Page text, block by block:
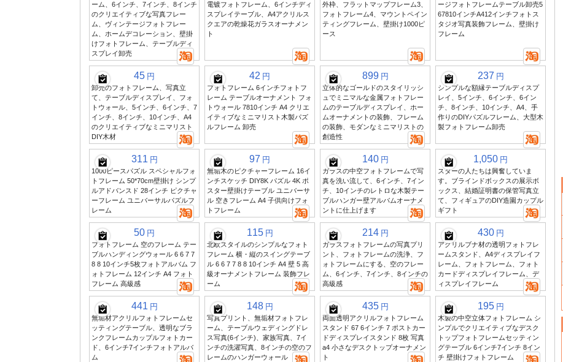
ーム、6インチ、7インチ、8インチ
のクリエイティブな写真フレー
ム、ヴィンテージフォトフレー
ム、ホームデコレーション、壁掛
けフォトフレーム、テーブルディ
スプレイ卸売
電镀フォトフレーム、6インチディ
スプレイテーブル、A4アクリルス
クエアの乾燥花ガラスオーナメン
ト
外枠、フラットマップフレーム3、
フォトフレーム4、マウントペイン
ティングフレーム、壁掛け1000ピ
ース
ージフォトフレームテーブル卸売5
67810インチA412インチフォトス
タジオ写真装飾フレーム、壁掛け
フレーム
45 円
卸売のフォトフレーム、写真立
て、テーブルディスプレイ、フォ
トウォール、5インチ、6インチ、7
インチ、8インチ、10インチ、A4
のクリエイティブなミニマリスト
DIY木材
42 円
フォトフレーム 6インチフォトフ
レーム テーブルオーナメント フォ
トウォール 7810インチ A4 クリエ
イティブなミニマリスト木製パズ
ルフレーム 卸売
899 円
立体的なゴールドのスタイリッシ
ュでミニマルな金属フォトフレー
ムのテーブルディスプレイ、ホー
ムオーナメントの装飾、フレーム
の装飾、モダンなミニマリストの
創造性
237 円
シンプルな額縁テーブルディスプ
レイ、5インチ、6インチ、6イン
チ、8インチ、10インチ、A4、手
作りのDIYパズルフレーム、大型木
製フォトフレーム卸売
311 円
1000ピースパズル スペシャルフォ
トフレーム 50*70cm壁掛け シンプ
ルアドバンスド 28インチ ピクチャ
ーフレーム ユニバーサルパズルフ
レーム
97 円
無垢木のピクチャーフレーム 16イ
ンチスケッチ DIY8K パズル 4K ポ
スター壁掛けテーブル ユニバーサ
ル 空きフレーム A4 子供向けフォ
トフレーム
140 円
ガラスの中空フォトフレームで写
真を洗い流して、6インチ、7イン
チ、10インチのレトロな木製テー
ブルハンガー壁アルバムオーナメ
ントに仕上げます
1,050 円
スターの人たちは興奮していま
す。ブラインドボックスの展示ボ
ックス、結婚証明書の保管写真立
て、フィギュアのDIY造園カップル
ギフト
50 円
フォトフレーム 空のフレーム テー
ブルハンディングウォール 6 6 7 7
8 8 10インチ5枚フォトアルバム フ
ォトフレーム 12インチ A4 フォト
フレーム 高級感
115 円
北欧スタイルのシンプルなフォト
フレーム 横・縦のスイングテーブ
ル 6 6 7 7 8 8 10インチ A4 壁 5 高
級オーナメントフレーム 装飾フレ
ーム
214 円
ガラスフォトフレームの写真プリ
ント、フォトフレームの洗浄、フ
ォトフレームにする、空のフレー
ム、6インチ、7インチ、8インチの
高級感
430 円
アクリルブナ材の透明フォトフレ
ームスタンド、A4ディスプレイフ
レーム、フォトフレーム、フォト
カードディスプレイフレーム、デ
ィスプレイフレーム
441 円
無垢材アクリルフォトフレームセ
ッティングテーブル、透明なブラ
ンクフレームカップルフォトカー
ド、6インチ7インチフォトアルバ
ム
148 円
写真プリント、無垢材フォトフレ
ーム、テーブルウェディングドレ
ス写真(6インチ)、家族写真、7イ
ンチの洗濯写真、8インチの空のフ
レームのハンガーウォール
435 円
両面透明アクリルフォトフレーム
スタンド 67 6インチ 7 ポストカー
ドディスプレイスタンド 8枚 写真
a4 小さなデスクトップオーナメン
ト
195 円
木製の中空立体フォトフレーム シ
ンプルでクリエイティブなデスク
トップフォトフレームセッティン
グテーブル 6インチ7インチ 8イン
チ 壁掛けフォトフレーム